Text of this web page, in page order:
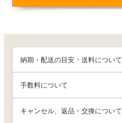
納期・配送の目安・送料について
手数料について
キャンセル、返品・交換について